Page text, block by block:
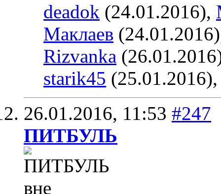
deadok (24.01.2016),
Маклаев
Rizvanka
starik45
26.01.2016, 11:53 #247
ПИТБУЛЬ